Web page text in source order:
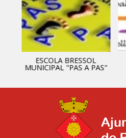
ESCOLA BRESSOL
MUNICIPAL "PAS A PAS"